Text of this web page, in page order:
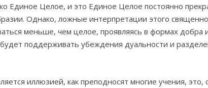
Единое Целое, и это Единое Целое постоянно
Однако, ложные интерпретации этого
меньше, чем целое, проявляясь в формах добра
поддерживать убеждения дуальности и
иллюзией, как преподносят многие учения,